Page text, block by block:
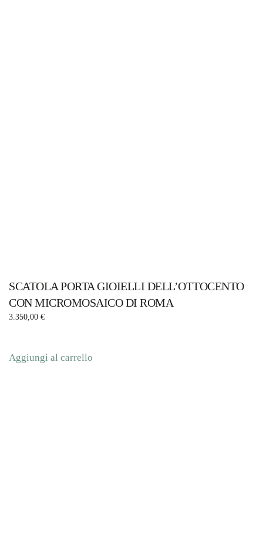
SCATOLA PORTA GIOIELLI DELL’OTTOCENTO
CON MICROMOSAICO DI ROMA
3.350,00 €
Aggiungi al carrello